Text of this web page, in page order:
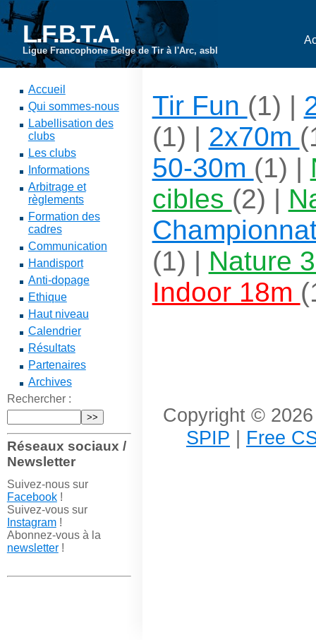
L.F.B.T.A.
Ligue Francophone Belge de Tir à l'Arc, asbl
Accueil
Qui sommes-nous
Labellisation des
clubs
Les clubs
Informations
Arbitrage et
règlements
Formation des
cadres
Communication
Handisport
Anti-dopage
Ethique
Haut niveau
Calendrier
Résultats
Partenaires
Archives
Rechercher :
Réseaux sociaux /
Newsletter
Suivez-nous sur
Facebook!
Suivez-vous sur
Instagram!
Abonnez-vous à la
newsletter!
Tir Fun (1) |
(1) | 2x70m
50-30m (1) |
cibles (2) |
(1) | Nature
Indoor 18m
Copyright ©
SPIP | Free